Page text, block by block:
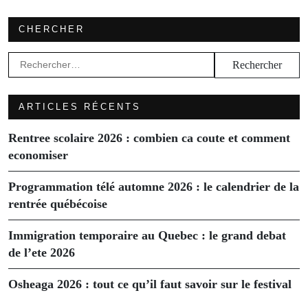
CHERCHER
Rechercher :
ARTICLES RÉCENTS
Rentree scolaire 2026 : combien ca coute et comment
economiser
Programmation télé automne 2026 : le calendrier de la
rentrée québécoise
Immigration temporaire au Quebec : le grand debat
de l’ete 2026
Osheaga 2026 : tout ce qu’il faut savoir sur le festival